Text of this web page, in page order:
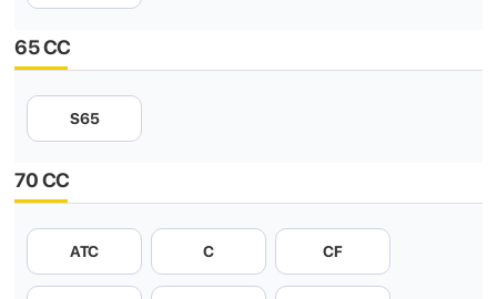
65 CC
S65
70 CC
ATC C CF